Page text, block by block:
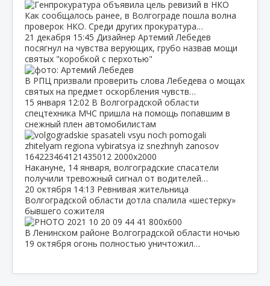
Как сообщалось ранее, в Волгограде пошла волна
проверок НКО. Среди других прокуратура…
21 декабря 15:45 Дизайнер Артемий Лебедев
посягнул на чувства верующих, грубо назвав мощи
святых "коробкой с перхотью"
В РПЦ призвали проверить слова Лебедева о мощах
святых на предмет оскорбления чувств…
15 января 12:02 В Волгоградской области
спецтехника МЧС пришла на помощь попавшим в
снежный плен автомобилистам
Накануне, 14 января, волгоградские спасатели
получили тревожный сигнал от водителей…
20 октября 14:13 Ревнивая жительница
Волгоградской области дотла спалила «шестерку»
бывшего сожителя
В Ленинском районе Волгоградской области ночью
19 октября огонь полностью уничтожил…